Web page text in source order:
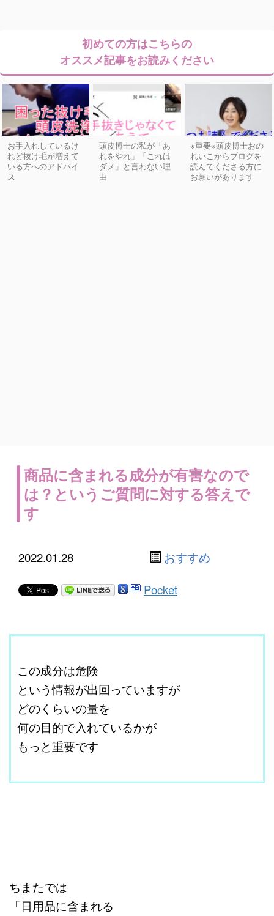
初めての方はこちらの
オススメ記事をお読みください
お手入れしているけ
れど抜け毛が増えて
いる方へのアドバイ
ス
頭皮博士の私が「あ
れをやれ」「これは
ダメ」と言わない理
由
※重要※頭皮博士おの
れいこからブログを
読んでくださる方に
お願いがあります
商品に含まれる成分が有害なので
は？というご質問に対する答えで
す
2022.01.28 おすすめ
Pocket
この成分は危険
という情報が出回っていますが
どのくらいの量を
何の目的で入れているかが
もっと重要です
ちまたでは
「日用品に含まれる